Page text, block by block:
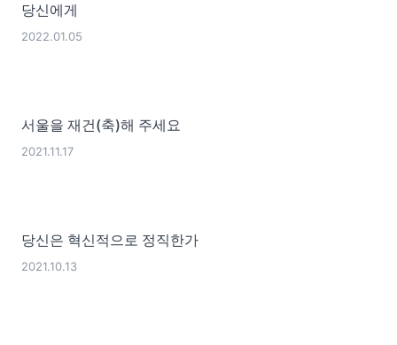
당신에게
2022.01.05
서울을 재건(축)해 주세요
2021.11.17
당신은 혁신적으로 정직한가
2021.10.13